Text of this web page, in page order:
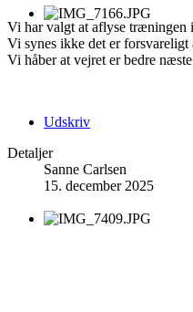
Vi har valgt at aflyse træningen
Vi synes ikke det er
Vi håber at vejret er bedre
Udskriv
Detaljer
Sanne Carlsen
15. december 2025